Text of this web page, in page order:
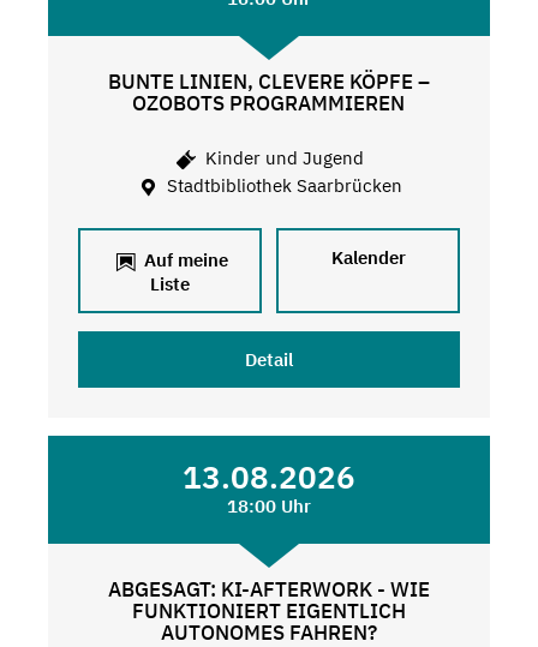
BUNTE LINIEN, CLEVERE KÖPFE –
OZOBOTS PROGRAMMIEREN
Kinder und Jugend
Stadtbibliothek Saarbrücken
Auf meine
Liste
Kalender
Detail
13.08.2026
18:00 Uhr
ABGESAGT: KI-AFTERWORK - WIE
FUNKTIONIERT EIGENTLICH
AUTONOMES FAHREN?